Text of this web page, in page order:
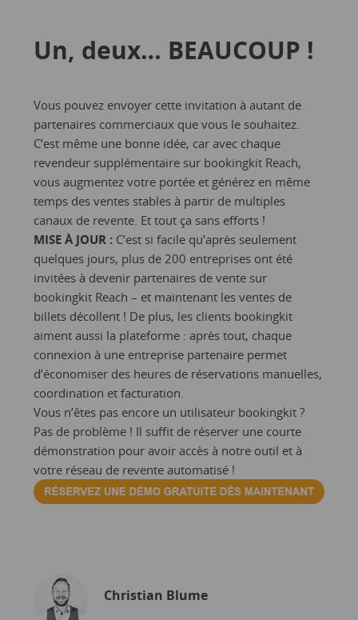
Un, deux… BEAUCOUP !
Vous pouvez envoyer cette invitation à autant de
partenaires commerciaux que vous le souhaitez.
C’est même une bonne idée, car avec chaque
revendeur supplémentaire sur bookingkit Reach,
vous augmentez votre portée et générez en même
temps des ventes stables à partir de multiples
canaux de revente. Et tout ça sans efforts !
MISE À JOUR :C’est si facile qu’après seulement
quelques jours, plus de 200 entreprises ont été
invitées à devenir partenaires de vente sur
bookingkit Reach – et maintenant les ventes de
billets décollent ! De plus, les clients bookingkit
aiment aussi la plateforme : après tout, chaque
connexion à une entreprise partenaire permet
d’économiser des heures de réservations manuelles,
coordination et facturation.
Vous n’êtes pas encore un utilisateur bookingkit ?
Pas de problème ! Il suffit de réserver une courte
démonstration pour avoir accès à notre outil et à
votre réseau de revente automatisé !
Christian Blume